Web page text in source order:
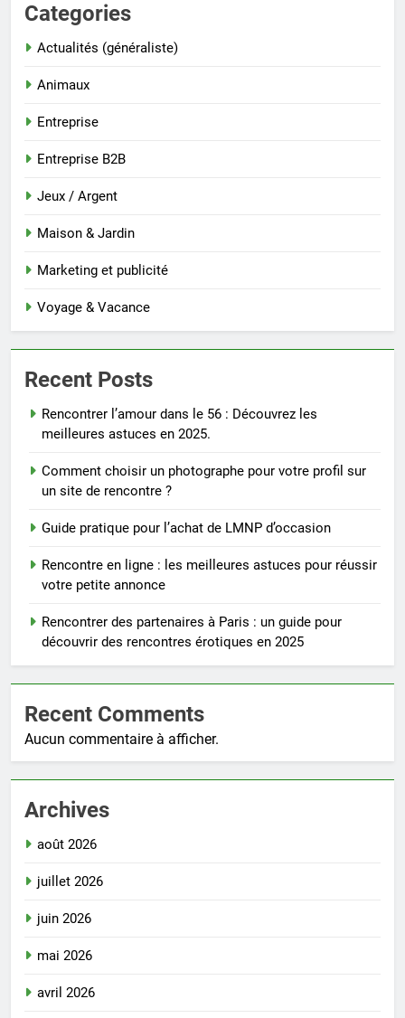
Categories
Actualités (généraliste)
Animaux
Entreprise
Entreprise B2B
Jeux / Argent
Maison & Jardin
Marketing et publicité
Voyage & Vacance
Recent Posts
Rencontrer l’amour dans le 56 : Découvrez les
meilleures astuces en 2025.
Comment choisir un photographe pour votre profil sur
un site de rencontre ?
Guide pratique pour l’achat de LMNP d’occasion
Rencontre en ligne : les meilleures astuces pour réussir
votre petite annonce
Rencontrer des partenaires à Paris : un guide pour
découvrir des rencontres érotiques en 2025
Recent Comments
Aucun commentaire à afficher.
Archives
août 2026
juillet 2026
juin 2026
mai 2026
avril 2026